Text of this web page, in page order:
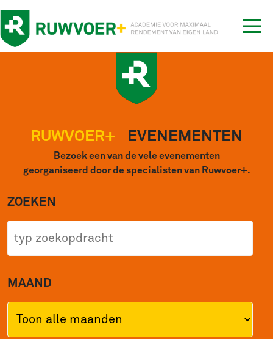
RUWVOER+ EVENEMENTEN
Bezoek een van de vele evenementen
georganiseerd door de specialisten van Ruwvoer+.
ZOEKEN
MAAND